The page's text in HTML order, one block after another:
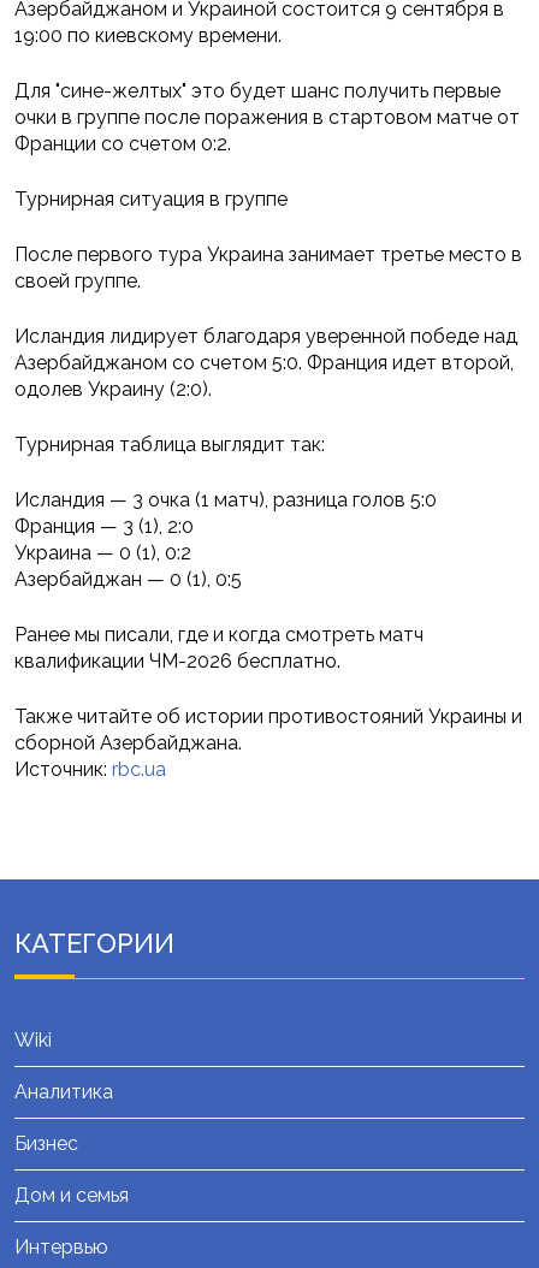
Азербайджаном и Украиной состоится 9 сентября в
19:00 по киевскому времени.
Для "сине-желтых" это будет шанс получить первые
очки в группе после поражения в стартовом матче от
Франции со счетом 0:2.
Турнирная ситуация в группе
После первого тура Украина занимает третье место в
своей группе.
Исландия лидирует благодаря уверенной победе над
Азербайджаном со счетом 5:0. Франция идет второй,
одолев Украину (2:0).
Турнирная таблица выглядит так:
Исландия — 3 очка (1 матч), разница голов 5:0
Франция — 3 (1), 2:0
Украина — 0 (1), 0:2
Азербайджан — 0 (1), 0:5
Ранее мы писали, где и когда смотреть матч
квалификации ЧМ-2026 бесплатно.
Также читайте об истории противостояний Украины и
сборной Азербайджана.
Источник: rbc.ua
КАТЕГОРИИ
Wiki
Аналитика
Бизнес
Дом и семья
Интервью